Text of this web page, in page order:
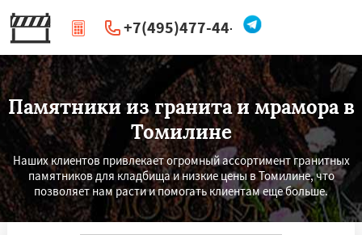
+7(495)477-44-66
| Перезвоните мне
Памятники из гранита и мрамора в
Томилине
Наших клиентов привлекает огромный ассортимент гранитных
памятников для кладбища и низкие цены в Томилине, что
позволяет нам расти и помогать клиентам еще больше.